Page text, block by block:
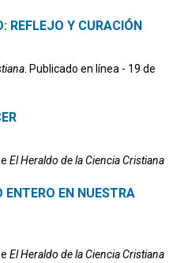
REFLEJO Y CURACIÓN
. Publicado en línea - 19 de
El Heraldo de la Ciencia Cristiana
EN NUESTRA
El Heraldo de la Ciencia Cristiana